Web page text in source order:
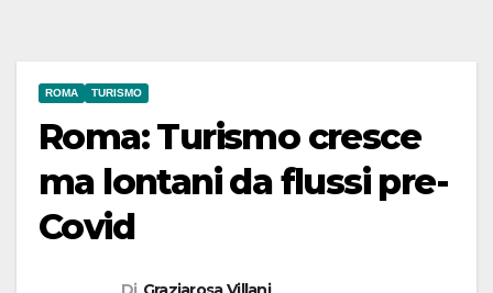
ROMA TURISMO
Roma: Turismo cresce
ma lontani da flussi pre-
Covid